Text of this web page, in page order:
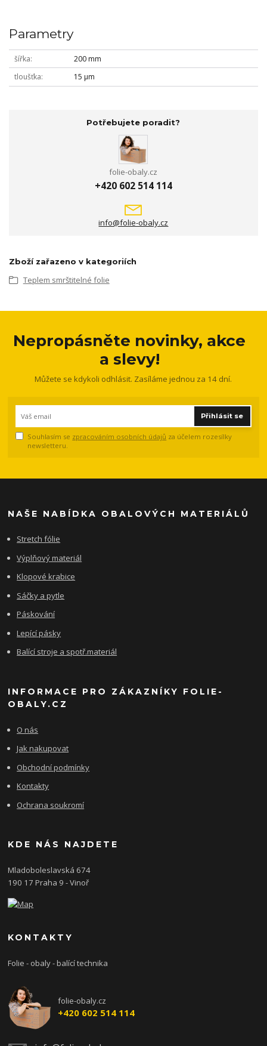
Parametry
šířka
200 mm
tloušťka
15 µm
Potřebujete poradit?
folie-obaly.cz
+420 602 514 114
info@folie-obaly.cz
Zboží zařazeno v kategoriích
Teplem smrštitelné folie
Nepropásněte novinky, akce
a slevy!
Můžete se kdykoli odhlásit. Zasíláme jednou za 14 dní.
Přihlásit se
Souhlasím se zpracováním osobních údajů za účelem rozesílky
newsletteru.
NAŠE NABÍDKA OBALOVÝCH MATERIÁLŮ
Stretch fólie
Výplňový materiál
Klopové krabice
Sáčky a pytle
Páskování
Lepící pásky
Balící stroje a spotř.materiál
INFORMACE PRO ZÁKAZNÍKY FOLIE-
OBALY.CZ
O nás
Jak nakupovat
Obchodní podmínky
Kontakty
Ochrana soukromí
KDE NÁS NAJDETE
Mladoboleslavská 674
190 17 Praha 9 - Vinoř
KONTAKTY
Folie - obaly - balící technika
folie-obaly.cz
+420 602 514 114